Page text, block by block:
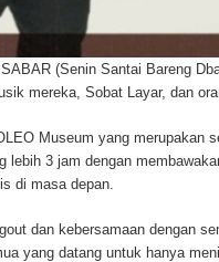
(Senin Santai Bareng
mereka, Sobat Layar, dan
Museum yang merupakan
lebih 3 jam dengan
di masa depan.
dan kebersamaan dengan
yang datang untuk hanya